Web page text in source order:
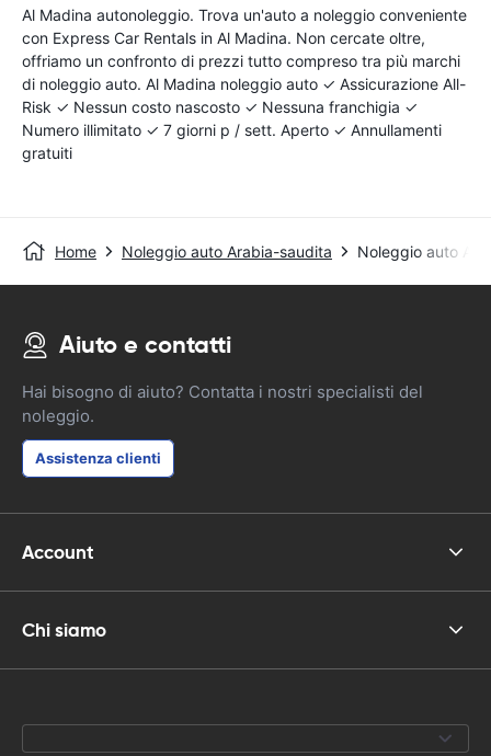
Al Madina autonoleggio. Trova un'auto a noleggio conveniente
con Express Car Rentals in Al Madina. Non cercate oltre,
offriamo un confronto di prezzi tutto compreso tra più marchi
di noleggio auto. Al Madina noleggio auto ✓ Assicurazione All-
Risk ✓ Nessun costo nascosto ✓ Nessuna franchigia ✓
Numero illimitato ✓ 7 giorni p / sett. Aperto ✓ Annullamenti
gratuiti
Home Noleggio auto Arabia-saudita Noleggio auto Al
Aiuto e contatti
Hai bisogno di aiuto? Contatta i nostri specialisti del
noleggio.
Assistenza clienti
Account
Chi siamo